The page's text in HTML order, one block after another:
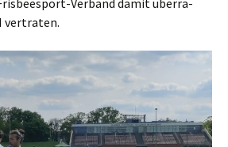
Ver­band damit über­ra­
vertraten.